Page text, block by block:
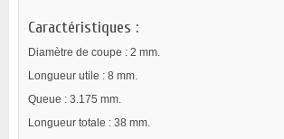
Caractéristiques :
Diamètre de coupe : 2 mm.
Longueur utile : 8 mm.
Queue : 3.175 mm.
Longueur totale : 38 mm.